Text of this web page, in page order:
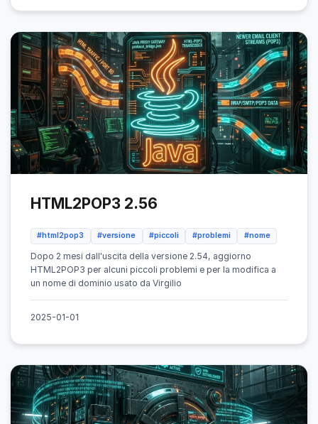
HTML2POP3 2.56
#html2pop3 #versione #piccoli #problemi #nome
Dopo 2 mesi dall'uscita della versione 2.54, aggiorno
HTML2POP3 per alcuni piccoli problemi e per la modifica a
un nome di dominio usato da Virgilio
2025-01-01